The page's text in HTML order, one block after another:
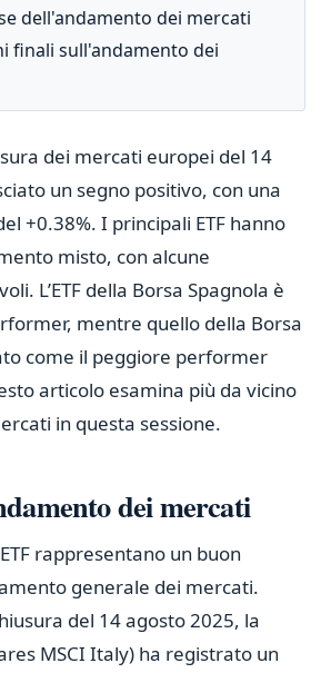
dell'andamento dei mercati
finali sull'andamento dei
dei mercati europei del 14
un segno positivo, con una
+0.38%. I principali ETF hanno
misto, con alcune
L’ETF della Borsa Spagnola è
mentre quello della Borsa
come il peggiore performer
articolo esamina più da vicino
in questa sessione.
dei mercati
rappresentano un buon
generale dei mercati.
del 14 agosto 2025, la
MSCI Italy) ha registrato un